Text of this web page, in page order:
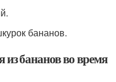
бананов.
из бананов во время